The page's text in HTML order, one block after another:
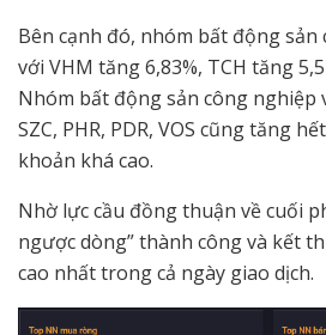
Bên cạnh đó, nhóm bất động
với VHM tăng 6,83%, TCH tăng
Nhóm bất động sản công nghiệp
SZC, PHR, PDR, VOS cũng tăng
khoản khá cao.
Nhờ lực cầu đồng thuận về cuối
ngược dòng” thành công và kết
cao nhất trong cả ngày giao dịch.